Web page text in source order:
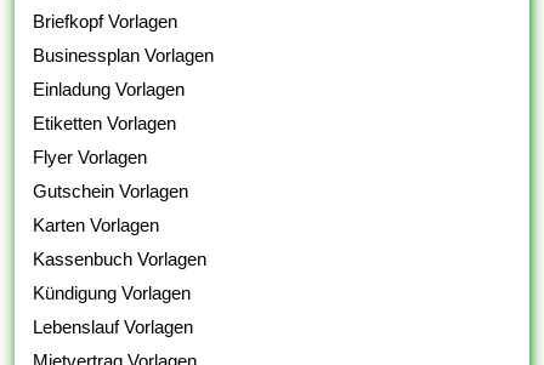
Briefkopf Vorlagen
Businessplan Vorlagen
Einladung Vorlagen
Etiketten Vorlagen
Flyer Vorlagen
Gutschein Vorlagen
Karten Vorlagen
Kassenbuch Vorlagen
Kündigung Vorlagen
Lebenslauf Vorlagen